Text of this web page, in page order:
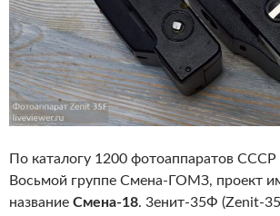
По каталогу 1200 фотоаппаратов СССР
Восьмой группе Смена-ГОМЗ, проект
название Смена-18. 3енит-35Ф (Zenit-